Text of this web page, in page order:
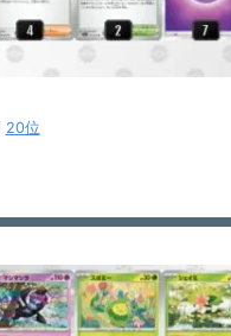
20位